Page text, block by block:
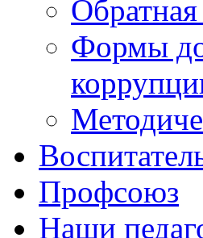
Формы
Профсоюз
Наши